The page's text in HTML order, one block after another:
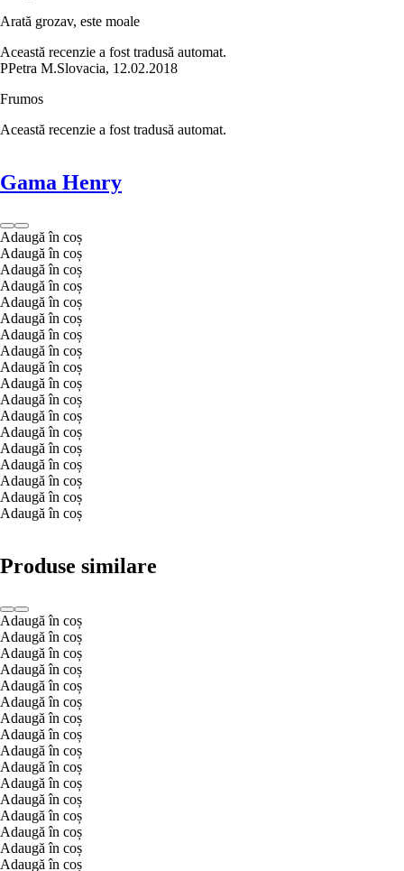
Arată grozav, este moale
Această recenzie a fost tradusă automat.
PPetra M.Slovacia, 12.02.2018
Frumos
Această recenzie a fost tradusă automat.
Gama Henry
Adaugă în coș
Adaugă în coș
Adaugă în coș
Adaugă în coș
Adaugă în coș
Adaugă în coș
Adaugă în coș
Adaugă în coș
Adaugă în coș
Adaugă în coș
Adaugă în coș
Adaugă în coș
Adaugă în coș
Adaugă în coș
Adaugă în coș
Adaugă în coș
Adaugă în coș
Adaugă în coș
Produse similare
Adaugă în coș
Adaugă în coș
Adaugă în coș
Adaugă în coș
Adaugă în coș
Adaugă în coș
Adaugă în coș
Adaugă în coș
Adaugă în coș
Adaugă în coș
Adaugă în coș
Adaugă în coș
Adaugă în coș
Adaugă în coș
Adaugă în coș
Adaugă în coș